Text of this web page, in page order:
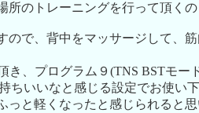
所のトレーニングを行って頂くの
ので、背中をマッサージして、
き、プログラム９(TNS BSTモー
ちいいなと感じる設定でお使い下
と軽くなったと感じられると思